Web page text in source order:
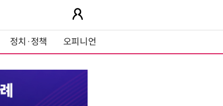
정치·정책 오피니언